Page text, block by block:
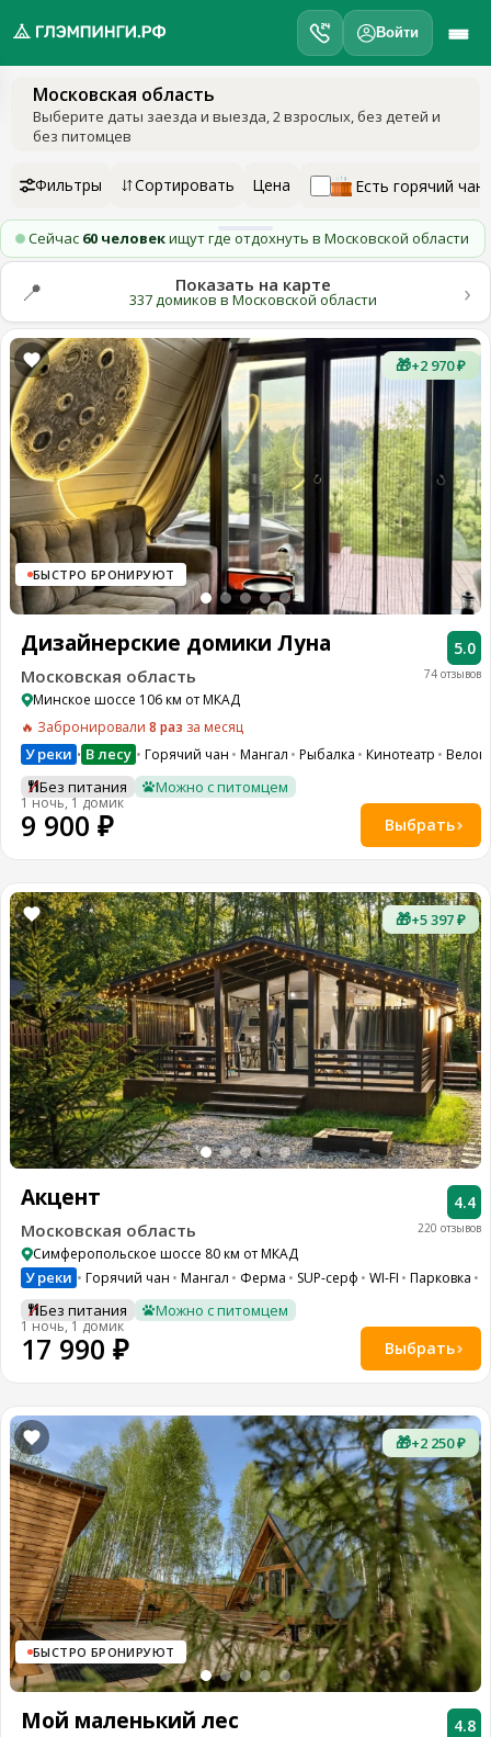
Войти
Подарочные
сертификаты
Московская область
Выберите даты заезда и выезда, 2 взрослых, без детей и
без питомцев
Фильтры Сортировать Цена Есть горячий чан
Сейчас 60 человекищут где отдохнуть в Московской области
📍 Показать на карте
337 домиков в Московской области ›
🎁+2 970 ₽
БЫСТРО БРОНИРУЮТ
74 отзывов
5.0
Дизайнерские домики Луна
Московская область
Минское шоссе 106 км от МКАД
🔥 Забронировали 8 раз за месяц
У реки • В лесу Горячий чан Мангал Рыбалка Кинотеатр
Без питания Можно с питомцем
1 ночь, 1 домик
9 900 ₽ Выбрать
🎁+5 397 ₽
220 отзывов
4.4
Акцент
Московская область
Симферопольское шоссе 80 км от МКАД
У реки Горячий чан Мангал Ферма SUP-серф WI-FI Парковка
Без питания Можно с питомцем
1 ночь, 1 домик
17 990 ₽ Выбрать
🎁+2 250 ₽
БЫСТРО БРОНИРУЮТ
4.8
Мой маленький лес